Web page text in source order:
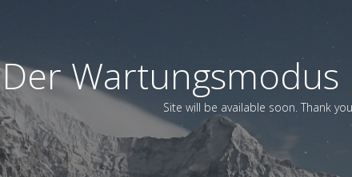
Der Wartungsmodus
Site will be available soon. Thank